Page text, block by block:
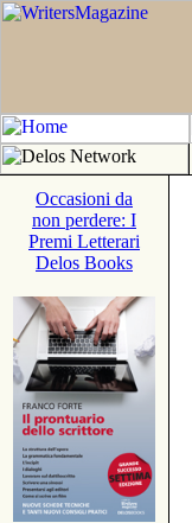
Occasioni da
non perdere: I
Premi Letterari
Delos Books